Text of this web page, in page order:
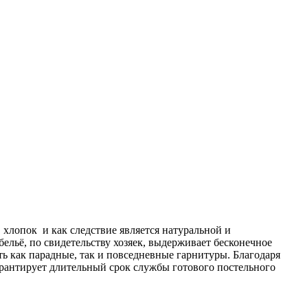
и как следствие является натуральной и
по свидетельству хозяек, выдерживает бесконечное
как парадные, так и повседневные гарнитуры. Благодаря
длительный срок службы готового постельного